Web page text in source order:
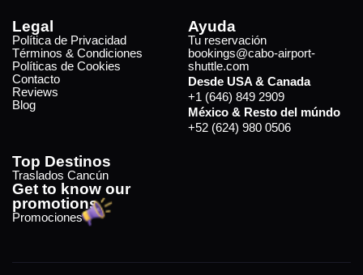
Legal
Política de Privacidad
Términos & Condiciones
Políticas de Cookies
Contacto
Reviews
Blog
Ayuda
Tu reservación
bookings@cabo-airport-
shuttle.com
Desde USA & Canada
+1 (646) 849 2909
México & Resto del múndo
+52 (624) 980 0506
Top Destinos
Traslados Cancún
Get to know our
promotions
Promociones